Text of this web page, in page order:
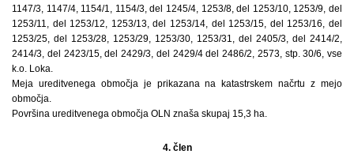
1147/3, 1147/4, 1154/1, 1154/3, del 1245/4, 1253/8, del 1253/10, 1253/9, del
1253/11, del 1253/12, 1253/13, del 1253/14, del 1253/15, del 1253/16, del
1253/25, del 1253/28, 1253/29, 1253/30, 1253/31, del 2405/3, del 2414/2,
2414/3, del 2423/15, del 2429/3, del 2429/4 del 2486/2, 2573, stp. 30/6, vse
k.o. Loka.
Meja ureditvenega območja je prikazana na katastrskem načrtu z mejo
območja.
Površina ureditvenega območja OLN znaša skupaj 15,3 ha.
4. člen